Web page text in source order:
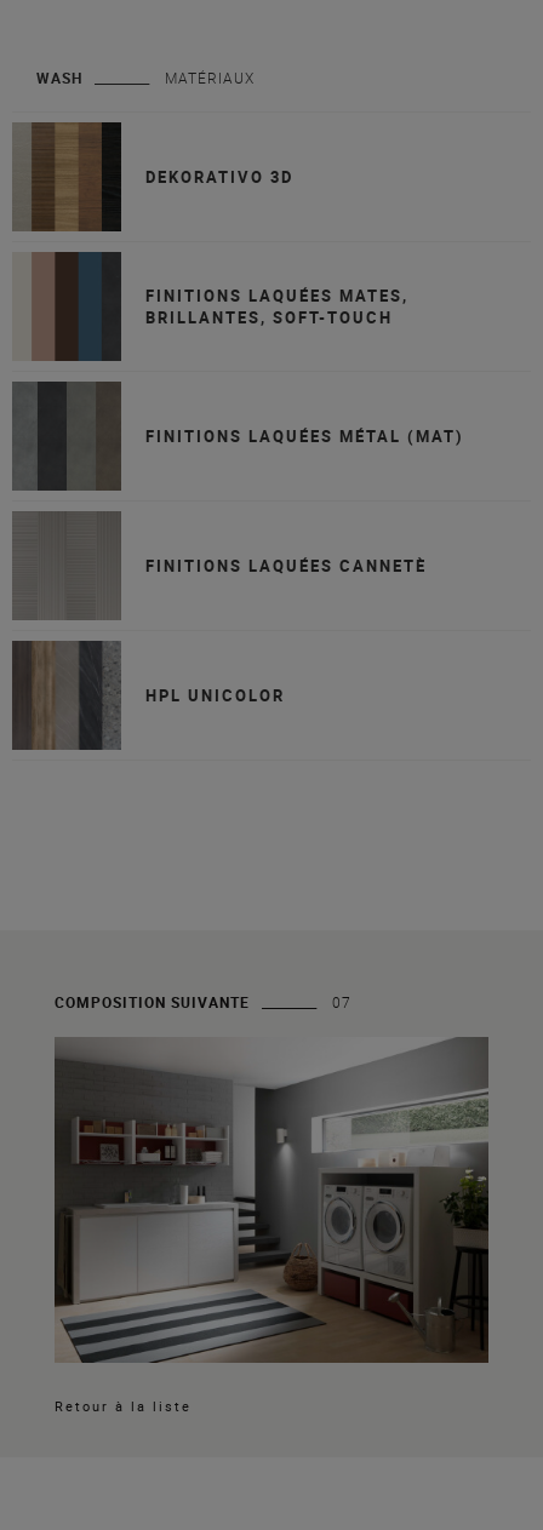
WASH MATÉRIAUX
DEKORATIVO 3D
FINITIONS LAQUÉES MATES,
BRILLANTES, SOFT-TOUCH
FINITIONS LAQUÉES MÉTAL (MAT)
FINITIONS LAQUÉES CANNETÈ
HPL UNICOLOR
COMPOSITION SUIVANTE 07
Retour à la liste